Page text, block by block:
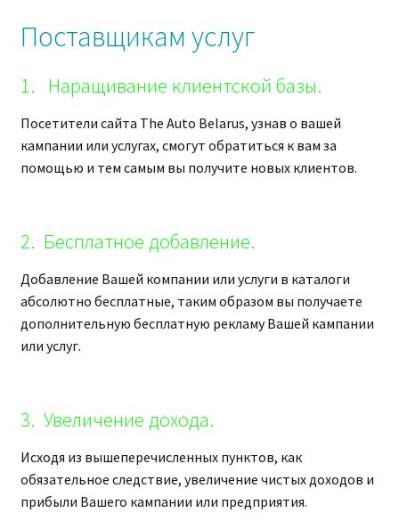
Поставщикам услуг
1. Наращивание клиентской базы.
Посетители сайта The Auto Belarus, узнав о вашей
кампании или услугах, смогут обратиться к вам за
помощью и тем самым вы получите новых клиентов.
2. Бесплатное добавление.
Добавление Вашей компании или услуги в каталоги
абсолютно бесплатные, таким образом вы получаете
дополнительную бесплатную рекламу Вашей кампании
или услуг.
3. Увеличение дохода.
Исходя из вышеперечисленных пунктов, как
обязательное следствие, увеличение чистых доходов и
прибыли Вашего кампании или предприятия.